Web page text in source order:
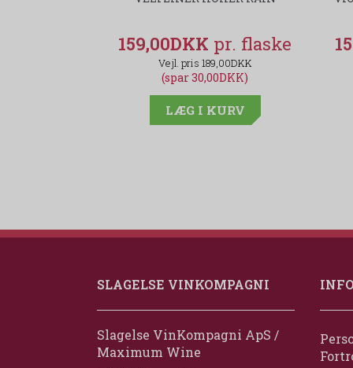
159,00DKK
189,00DKK
(spar 30,00DKK)
LÆG I KURV
SLAGELSE VINKOMPAGNI
Slagelse VinKompagni ApS /
Maximum Wine